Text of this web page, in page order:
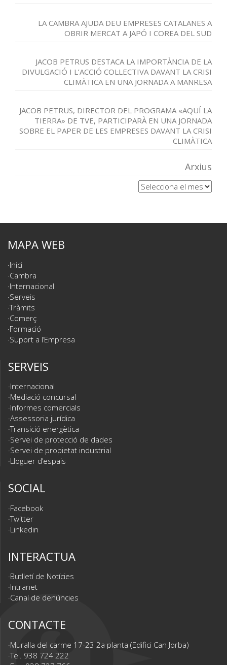
LA CAMBRA AJUDA DEU EMPRESES CATALANES A
OBRIR MERCAT A JAPÓ I COREA DEL SUD
JACOB PETRUS DESTACA LA IMPORTÀNCIA DE LA
DIVULGACIÓ I L’ACCIÓ COL·LECTIVA DAVANT LA CRISI
CLIMÀTICA EN UNA JORNADA A MANRESA
JACOB PETRUS, DIRECTOR DEL PROGRAMA «AQUÍ LA
TIERRA» DE TVE, PARTICIPARÀ EN UNA JORNADA
SOBRE EL PAPER DE LES EMPRESES DAVANT LA CRISI
CLIMÀTICA
Arxius
Arxius
MAPA WEB
Inici
Cambra
Internacional
Serveis
Tràmits
Comerç
Formació
Suport a l’Empresa
SERVEIS
Internacional
Mediació concursal
Informes comercials
Assessoria jurídica
Transició energètica
Servei de protecció de dades
Servei de propietat industrial
Lloguer d’espais
SOCIAL
Facebook
Twitter
Linkedin
INTERACTUA
Butlletí de Notícies
Intranet
Canal de denúncies
CONTACTE
Muralla del carme 17-23 2a planta (Edifici Can Jorba)
Tel. 938 724 222